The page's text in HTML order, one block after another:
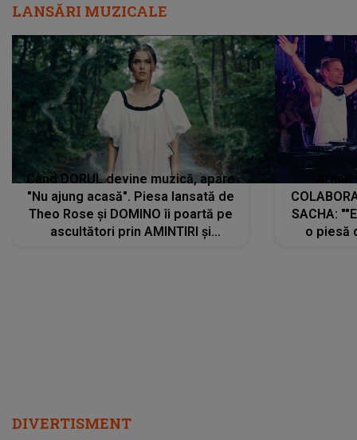
LANSĂRI MUZICALE
Când DORUL devine muzică, apare
"Nu ajung acasă". Piesa lansată de
Theo Rose și DOMINO îi poartă pe
ascultători prin AMINTIRI și
SACHA:
o piesă
DIVERTISMENT